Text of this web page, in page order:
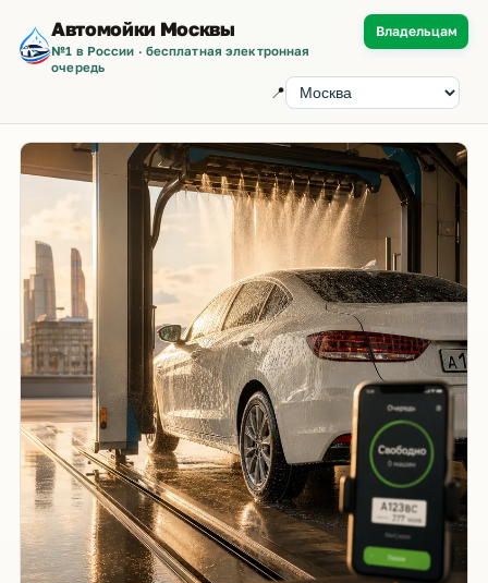
Автомойки Москвы
№1 в России · бесплатная электронная
очередь
📍
Владельцам